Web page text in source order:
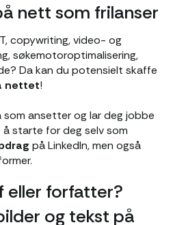
nett som frilanser
copywriting, video- og
søkemotoroptimalisering,
Da kan du potensielt skaffe
nettet!
som ansetter og lar deg jobbe
starte for deg selv som
på LinkedIn, men også
eller forfatter?
og tekst på